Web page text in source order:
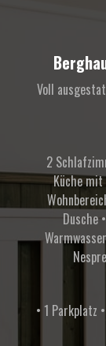
Voll
2
Küche mit
Dusche
• 1 Parkplatz